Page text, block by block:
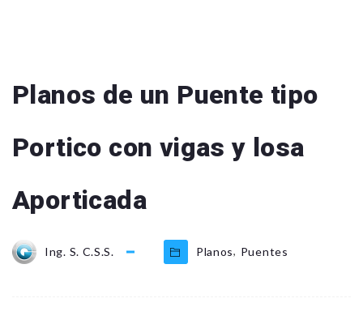
Planos de un Puente tipo
Portico con vigas y losa
Aporticada
Ing. S. C.S.S. Planos, Puentes